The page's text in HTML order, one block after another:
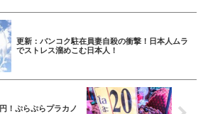
更新：バンコク駐在員妻自殺の衝撃！日本人ムラ
でストレス溜めこむ日本人！
！ぷらぷらプラカノ